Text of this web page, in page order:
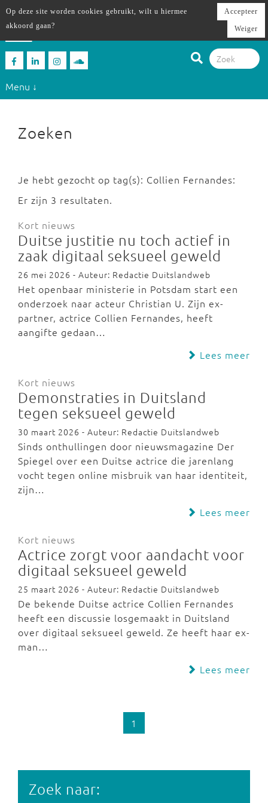
Menu ↓
Zoeken
Je hebt gezocht op tag(s): Collien Fernandes:
Er zijn 3 resultaten.
Kort nieuws
Duitse justitie nu toch actief in
zaak digitaal seksueel geweld
26 mei 2026 - Auteur: Redactie Duitslandweb
Het openbaar ministerie in Potsdam start een
onderzoek naar acteur Christian U. Zijn ex-
partner, actrice Collien Fernandes, heeft
aangifte gedaan…
Lees meer
Kort nieuws
Demonstraties in Duitsland
tegen seksueel geweld
30 maart 2026 - Auteur: Redactie Duitslandweb
Sinds onthullingen door nieuwsmagazine Der
Spiegel over een Duitse actrice die jarenlang
vocht tegen online misbruik van haar identiteit,
zijn…
Lees meer
Kort nieuws
Actrice zorgt voor aandacht voor
digitaal seksueel geweld
25 maart 2026 - Auteur: Redactie Duitslandweb
De bekende Duitse actrice Collien Fernandes
heeft een discussie losgemaakt in Duitsland
over digitaal seksueel geweld. Ze heeft haar ex-
man…
Lees meer
1
Zoek naar:
Op deze site worden cookies gebruikt, wilt u hiermee
akkoord gaan?
Accepteer
Weiger